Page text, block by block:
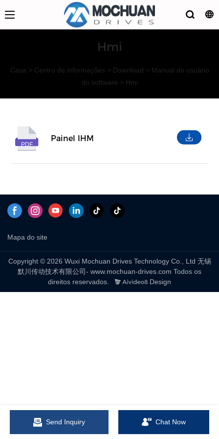
Hmi
Casa > Centro de informações > Download > Manual do usuário
do software > Hmi
PDF
Painel IHM
Mapa do site
Copyright © 2026 Wuxi Mochuan Drives Technology Co., Ltd 无锡
默川传动技术有限公司- www.mochuan-drives.com Todos os
direitos reservados.
Design
Send Inquiry Chat Now